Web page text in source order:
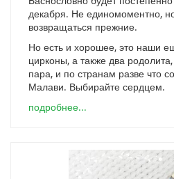
декабря. Не единомоментно,
возвращаться прежние.
Но есть и хорошее, это наши
цирконы, а также два
пара, и по странам разве что
Малави. Выбирайте сердцем.
подробнее...